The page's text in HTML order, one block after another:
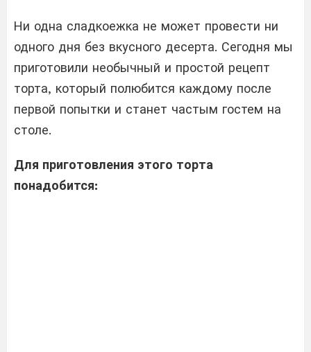
Ни одна сладкоежка не может провести ни
одного дня без вкусного десерта. Сегодня мы
приготовили необычный и простой рецепт
торта, который полюбится каждому после
первой попытки и станет частым гостем на
столе.
Для приготовления этого торта
понадобится: